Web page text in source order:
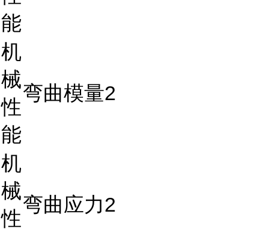
能
机
械
性
能
弯曲模量2
机
械
性
弯曲应力2